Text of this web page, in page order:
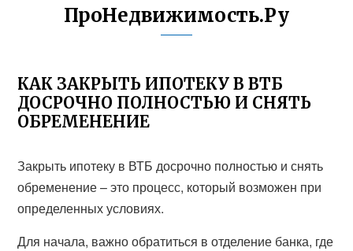
ПроНедвижимость.Ру
КАК ЗАКРЫТЬ ИПОТЕКУ В ВТБ
ДОСРОЧНО ПОЛНОСТЬЮ И СНЯТЬ
ОБРЕМЕНЕНИЕ
Закрыть ипотеку в ВТБ досрочно полностью и снять
обременение – это процесс, который возможен при
определенных условиях.
Для начала, важно обратиться в отделение банка, где